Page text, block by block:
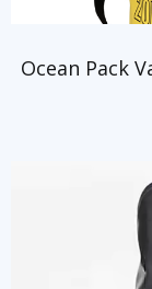
Ocean Pack